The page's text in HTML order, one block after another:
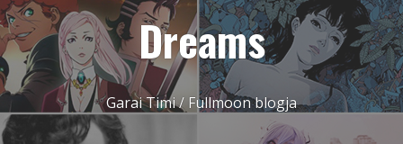
Dreams
Garai Timi / Fullmoon blogja